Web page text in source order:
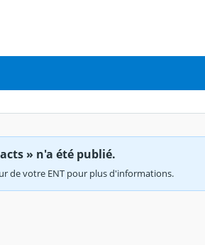
» n'a été publié.
de votre ENT pour plus d'informations.